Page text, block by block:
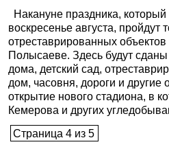
Накануне праздника,
воскресенье августа,
отреставрированных
Полысаеве. Здесь будут
дома, детский сад,
дом, часовня, дороги и другие
открытие нового стадиона, в
Кемерова и других
Страница 4 из 5